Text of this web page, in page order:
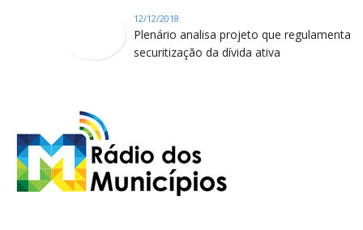
12/12/2018
Plenário analisa projeto que regulamenta
securitização da dívida ativa